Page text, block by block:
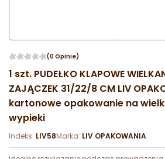
(0 Opinie)
1 szt. PUDEŁKO KLAPOWE
ZAJĄCZEK 31/22/8 CM LIV
kartonowe opakowanie na
wypieki
Indeks: LIV58Marka: LIV OPAKOWANIA